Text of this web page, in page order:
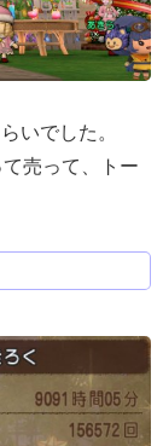
いでした。
売って、トー